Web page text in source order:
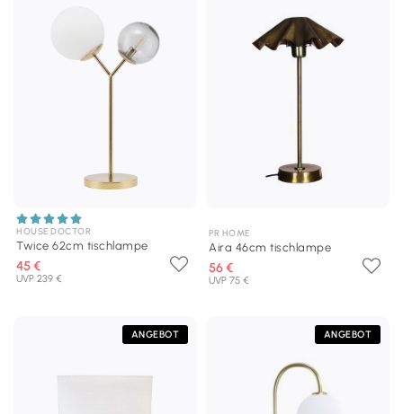
HOUSE DOCTOR
Twice 62cm tischlampe
45 €
UVP 239 €
PR HOME
Aira 46cm tischlampe
56 €
UVP 75 €
ANGEBOT ANGEBOT